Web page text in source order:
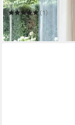
(1)
150,99 €
in 4-5 Werktagen bei dir